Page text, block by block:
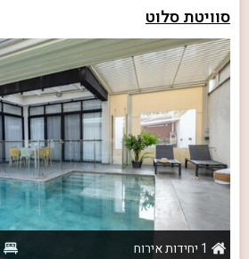
סוויטת סלוט
1 יחידות אירוח